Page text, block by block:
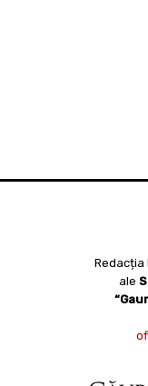
Redacția
ale